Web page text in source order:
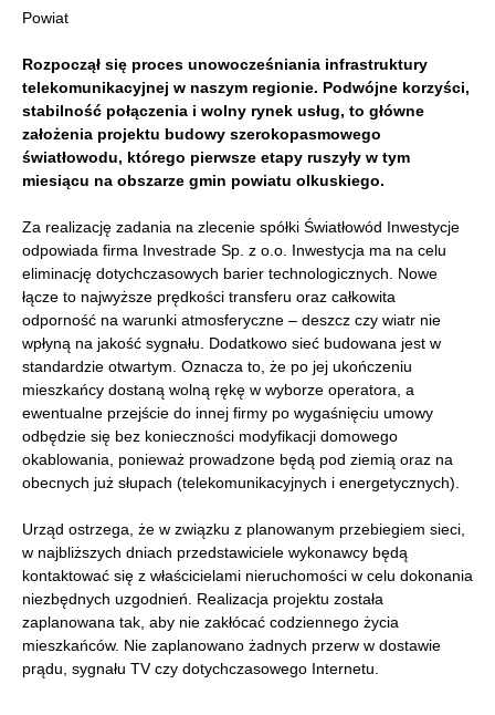
Powiat
Rozpoczął się proces unowocześniania infrastruktury
telekomunikacyjnej w naszym regionie. Podwójne korzyści,
stabilność połączenia i wolny rynek usług, to główne
założenia projektu budowy szerokopasmowego
światłowodu, którego pierwsze etapy ruszyły w tym
miesiącu na obszarze gmin powiatu olkuskiego.
Za realizację zadania na zlecenie spółki Światłowód Inwestycje
odpowiada firma Investrade Sp. z o.o. Inwestycja ma na celu
eliminację dotychczasowych barier technologicznych. Nowe
łącze to najwyższe prędkości transferu oraz całkowita
odporność na warunki atmosferyczne – deszcz czy wiatr nie
wpłyną na jakość sygnału. Dodatkowo sieć budowana jest w
standardzie otwartym. Oznacza to, że po jej ukończeniu
mieszkańcy dostaną wolną rękę w wyborze operatora, a
ewentualne przejście do innej firmy po wygaśnięciu umowy
odbędzie się bez konieczności modyfikacji domowego
okablowania, ponieważ prowadzone będą pod ziemią oraz na
obecnych już słupach (telekomunikacyjnych i energetycznych).
Urząd ostrzega, że w związku z planowanym przebiegiem sieci,
w najbliższych dniach przedstawiciele wykonawcy będą
kontaktować się z właścicielami nieruchomości w celu dokonania
niezbędnych uzgodnień. Realizacja projektu została
zaplanowana tak, aby nie zakłócać codziennego życia
mieszkańców. Nie zaplanowano żadnych przerw w dostawie
prądu, sygnału TV czy dotychczasowego Internetu.